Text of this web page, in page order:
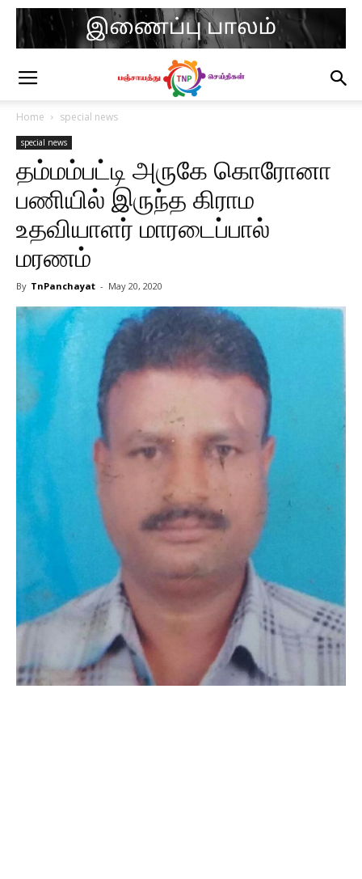
Home special news
special news
தம்மம்பட்டி அருகே கொரோனா
பணியில் இருந்த கிராம
உதவியாளர் மாரடைப்பால்
மரணம்
By TnPanchayat - May 20, 2020